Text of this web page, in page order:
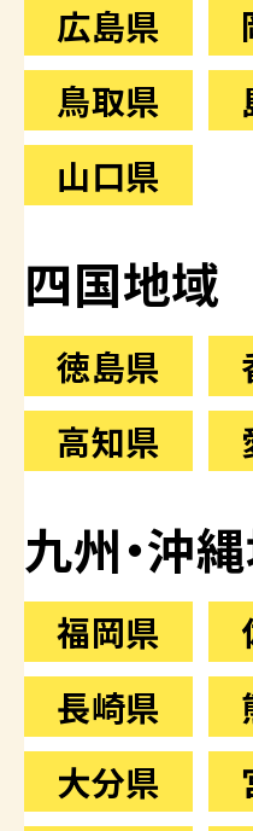
広島県
鳥取県
山口県
四国地域
徳島県
高知県
九州・沖
福岡県
長崎県
大分県